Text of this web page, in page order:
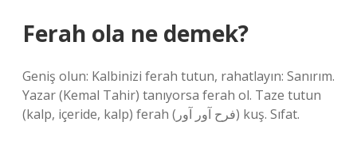
Ferah ola ne demek?
Geniş olun: Kalbinizi ferah tutun, rahatlayın: Sanırım.
Yazar (Kemal Tahir) tanıyorsa ferah ol. Taze tutun
(kalp, içeride, kalp) ferah (ﻓﺮﺡ ﺁﻭﺭ ﺁﻭﺭ) kuş. Sıfat.